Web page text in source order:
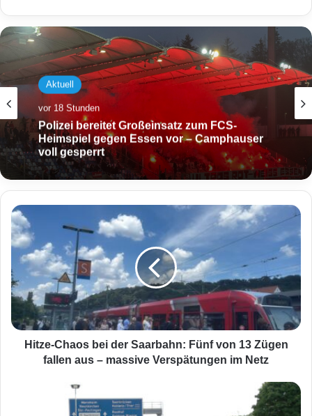
Aktuell
vor 18 Stunden
Polizei bereitet Großeinsatz zum FCS-
Heimspiel gegen Essen vor – Camphauser
voll gesperrt
H
i
t
e
-
C
a
Hitze-Chaos bei der Saarbahn: Fünf von 13 Zügen
fallen aus – massive Verspätungen im Netz